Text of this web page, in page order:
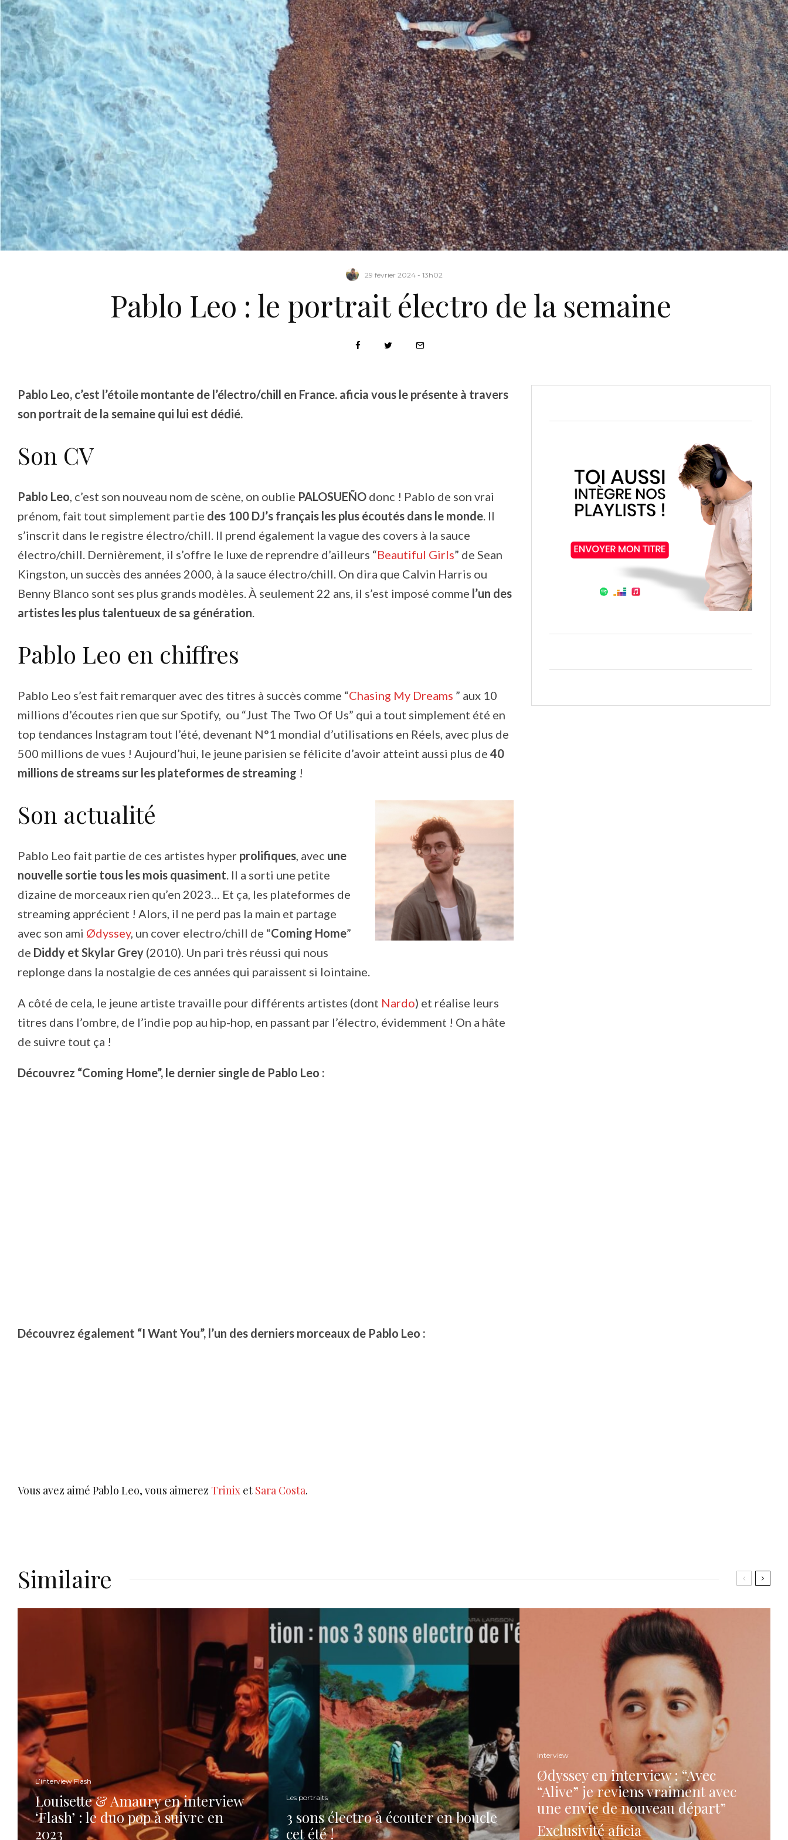
29 février 2024 - 13h02
Pablo Leo : le portrait électro de la semaine
Pablo Leo, c’est l’étoile montante de l’électro/chill en France. aficia vous le présente à travers
son portrait de la semaine qui lui est dédié.
Son CV
Pablo Leo, c’est son nouveau nom de scène, on oublie PALOSUEÑO donc ! Pablo de son vrai
prénom, fait tout simplement partie des 100 DJ’s français les plus écoutés dans le monde. Il
s’inscrit dans le registre électro/chill. Il prend également la vague des covers à la sauce
électro/chill. Dernièrement, il s’offre le luxe de reprendre d’ailleurs “Beautiful Girls” de Sean
Kingston, un succès des années 2000, à la sauce électro/chill. On dira que Calvin Harris ou
Benny Blanco sont ses plus grands modèles. À seulement 22 ans, il s’est imposé comme l’un des
artistes les plus talentueux de sa génération.
Pablo Leo en chiffres
Pablo Leo s’est fait remarquer avec des titres à succès comme “Chasing My Dreams ” aux 10
millions d’écoutes rien que sur Spotify, ou “Just The Two Of Us” qui a tout simplement été en
top tendances Instagram tout l’été, devenant N°1 mondial d’utilisations en Réels, avec plus de
500 millions de vues ! Aujourd’hui, le jeune parisien se félicite d’avoir atteint aussi plus de 40
millions de streams sur les plateformes de streaming !
Son actualité
Pablo Leo fait partie de ces artistes hyper prolifiques, avec une
nouvelle sortie tous les mois quasiment. Il a sorti une petite
dizaine de morceaux rien qu’en 2023… Et ça, les plateformes de
streaming apprécient ! Alors, il ne perd pas la main et partage
avec son ami Ødyssey, un cover electro/chill de “Coming Home”
de Diddy et Skylar Grey (2010). Un pari très réussi qui nous
replonge dans la nostalgie de ces années qui paraissent si lointaine.
A côté de cela, le jeune artiste travaille pour différents artistes (dont Nardo) et réalise leurs
titres dans l’ombre, de l’indie pop au hip-hop, en passant par l’électro, évidemment ! On a hâte
de suivre tout ça !
Découvrez “Coming Home”, le dernier single de Pablo Leo :
Découvrez également “I Want You”, l’un des derniers morceaux de Pablo Leo :
Vous avez aimé Pablo Leo, vous aimerez Trinix et Sara Costa.
Similaire
L’interview Flash
Louisette & Amaury en interview
‘Flash’ : le duo pop à suivre en
2023
Les portraits
3 sons électro à écouter en boucle
cet été !
Interview
Ødyssey en interview : “Avec
“Alive” je reviens vraiment avec
une envie de nouveau départ”
Exclusivité aficia